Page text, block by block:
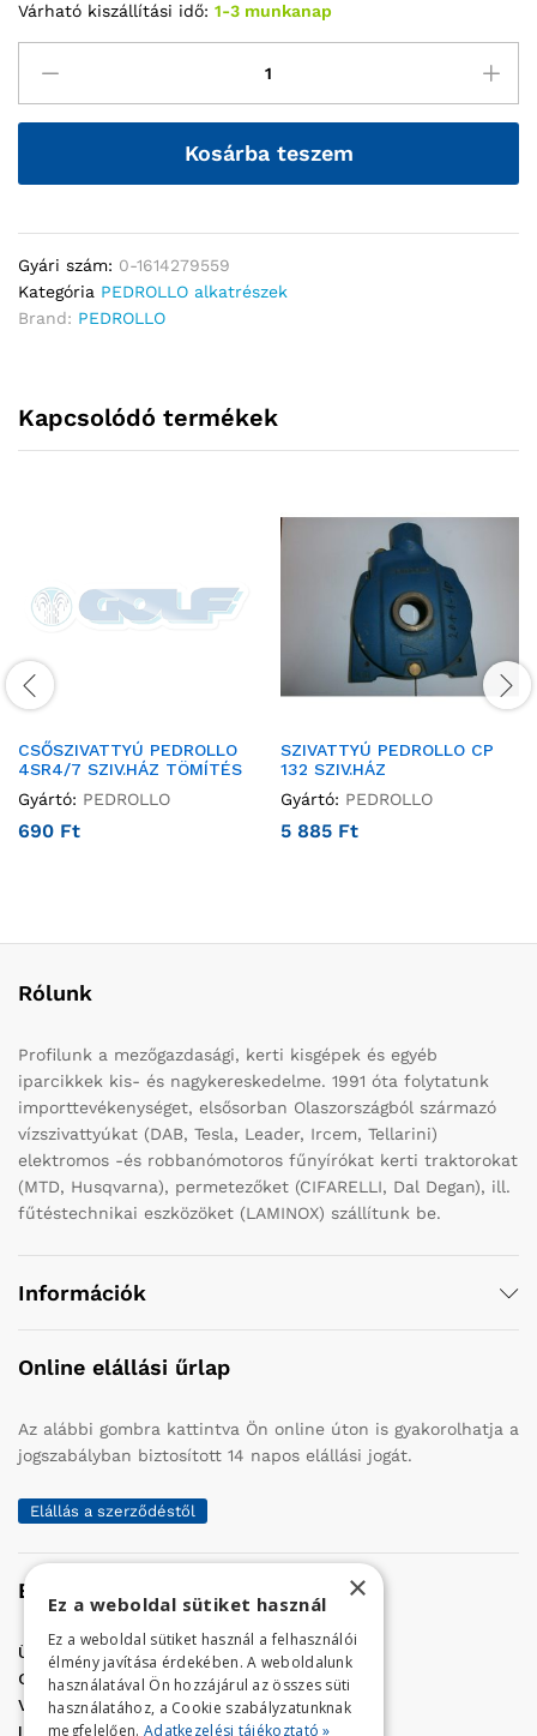
Várható kiszállítási idő: 1-3 munkanap
Kosárba teszem
Gyári szám: 0-1614279559
Kategória PEDROLLO alkatrészek
Brand: PEDROLLO
Kapcsolódó termékek
CSŐSZIVATTYÚ PEDROLLO
4SR4/7 SZIV.HÁZ TÖMÍTÉS
Gyártó: PEDROLLO
690 Ft
SZIVATTYÚ PEDROLLO CP
132 SZIV.HÁZ
Gyártó: PEDROLLO
5 885 Ft
Rólunk
Profilunk a mezőgazdasági, kerti kisgépek és egyéb
iparcikkek kis- és nagykereskedelme. 1991 óta folytatunk
importtevékenységet, elsősorban Olaszországból származó
vízszivattyúkat (DAB, Tesla, Leader, Ircem, Tellarini)
elektromos -és robbanómotoros fűnyírókat kerti traktorokat
(MTD, Husqvarna), permetezőket (CIFARELLI, Dal Degan), ill.
fűtéstechnikai eszközöket (LAMINOX) szállítunk be.
Információk
Online elállási űrlap
Az alábbi gombra kattintva Ön online úton is gyakorolhatja a
jogszabályban biztosított 14 napos elállási jogát.
Elállás a szerződéstől
Elérhetőség
Üzletünk címe:
Szolnok, Vércse út 17.
Golf Center Áruház:06 (56) 423-324
VÁR-Kert Áruház: 06 (56) 429-771
Iroda:06 (56) 421-857
×
Ez a weboldal sütiket használ
Ez a weboldal sütiket használ a felhasználói
élmény javítása érdekében. A weboldalunk
használatával Ön hozzájárul az összes süti
használatához, a Cookie szabályzatunknak
megfelelően. Adatkezelési tájékoztató »